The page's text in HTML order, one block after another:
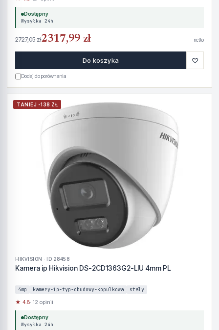
Dostępny
Wysyłka 24h
2727,05 zł2317,99 zł netto
Do koszyka ♡
Dodaj do porównania
TANIEJ -138 ZŁ
HIKVISION · ID 28458
Kamera ip Hikvision DS-2CD1363G2-LIU 4mm PL
4mp kamery-ip-typ-obudowy-kopulkowa staly
★ 4.8· 12 opinii
Dostępny
Wysyłka 24h